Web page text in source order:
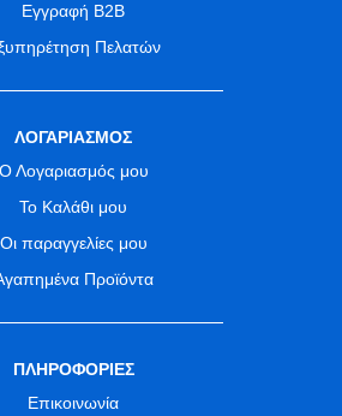
Εγγραφή B2B
Πελατών
ΛΟΓΑΡΙΑΣΜΟΣ
Ο Λογαριασμός μου
Το Καλάθι μου
Οι παραγγελίες μου
Προϊόντα
ΠΛΗΡΟΦΟΡΙΕΣ
Επικοινωνία